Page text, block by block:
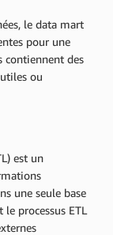
le data mart
pour une
contiennent des
ou
est un
une seule base
processus ETL